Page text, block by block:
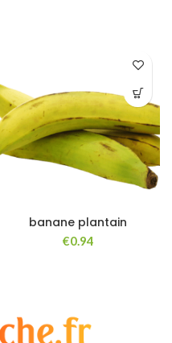
banane plantain
€